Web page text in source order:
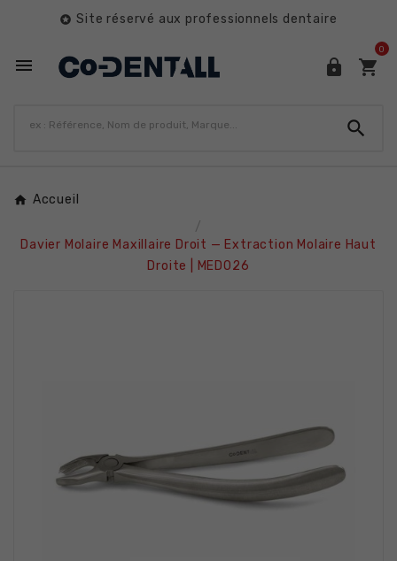
 Site réservé aux professionnels dentaire
  
0

Accueil
Davier Molaire Maxillaire Droit — Extraction Molaire Haut
Droite | MED026